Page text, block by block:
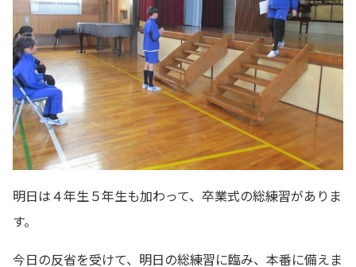
明日は４年生５年生も加わって、卒業式の総練習がありま
す。
今日の反省を受けて、明日の総練習に臨み、本番に備えま